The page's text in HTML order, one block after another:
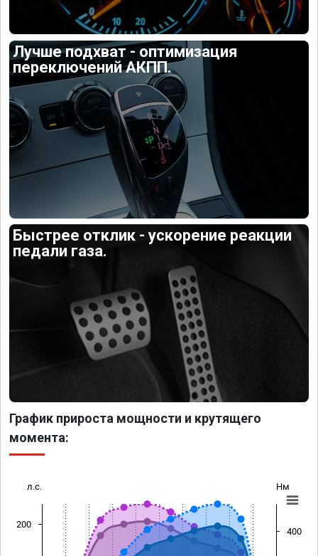
Лучше подхват - оптимизация
переключений АКПП.
Быстрее отклик - ускорение реакции
педали газа.
График прироста мощности и крутящего
момента:
л.с. Нм
200
400